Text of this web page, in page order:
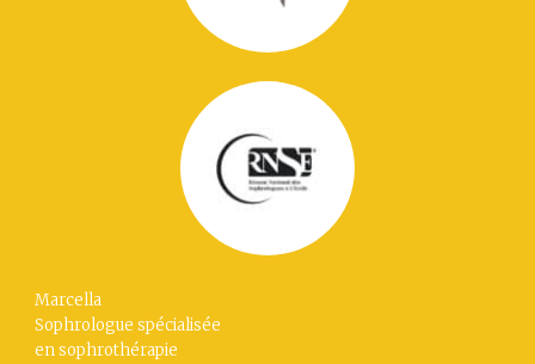
Marcella
Sophrologue spécialisée
en sophrothérapie